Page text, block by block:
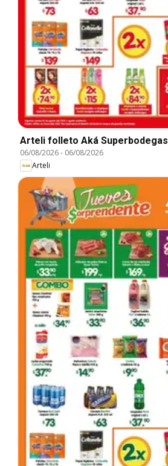
Arteli folleto Aká Superbodegas
06/08/2026- 06/08/2026
Arteli